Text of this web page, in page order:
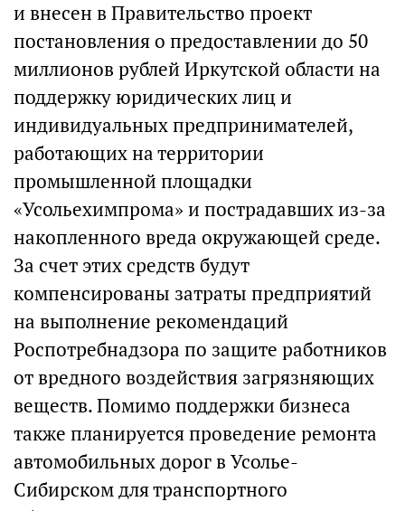
и внесен в Правительство проект
постановления о предоставлении до 50
миллионов рублей Иркутской области на
поддержку юридических лиц и
индивидуальных предпринимателей,
работающих на территории
промышленной площадки
«Усольехимпрома» и пострадавших из-за
накопленного вреда окружающей среде.
За счет этих средств будут
компенсированы затраты предприятий
на выполнение рекомендаций
Роспотребнадзора по защите работников
от вредного воздействия загрязняющих
веществ. Помимо поддержки бизнеса
также планируется проведение ремонта
автомобильных дорог в Усолье-
Сибирском для транспортного